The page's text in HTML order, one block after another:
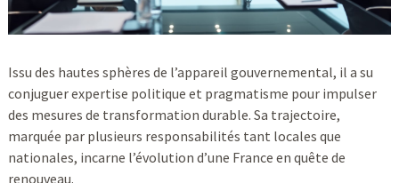
Issu des hautes sphères de l’appareil gouvernemental, il a su
conjuguer expertise politique et pragmatisme pour impulser
des mesures de transformation durable. Sa trajectoire,
marquée par plusieurs responsabilités tant locales que
nationales, incarne l’évolution d’une France en quête de
renouveau.